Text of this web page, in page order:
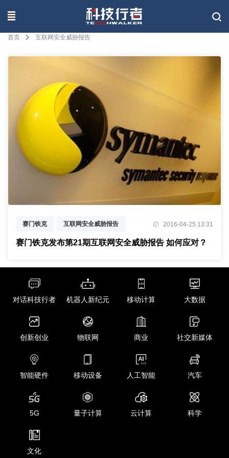
联系我们
首页 互联网安全威胁报告
赛门铁克 互联网安全威胁报告 2016-04-25 13:31
赛门铁克发布第21期互联网安全威胁报告 如何应对？
对话科技行者 机器人新纪元 移动计算 大数据
创新创业 物联网 商业 社交新媒体
智能硬件 移动设备 人工智能 汽车
5G 量子计算 云计算 科学
文化